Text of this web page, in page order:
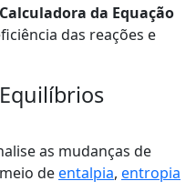
Calculadora da Equação
das reações e
as mudanças de
deentalpia, entropia